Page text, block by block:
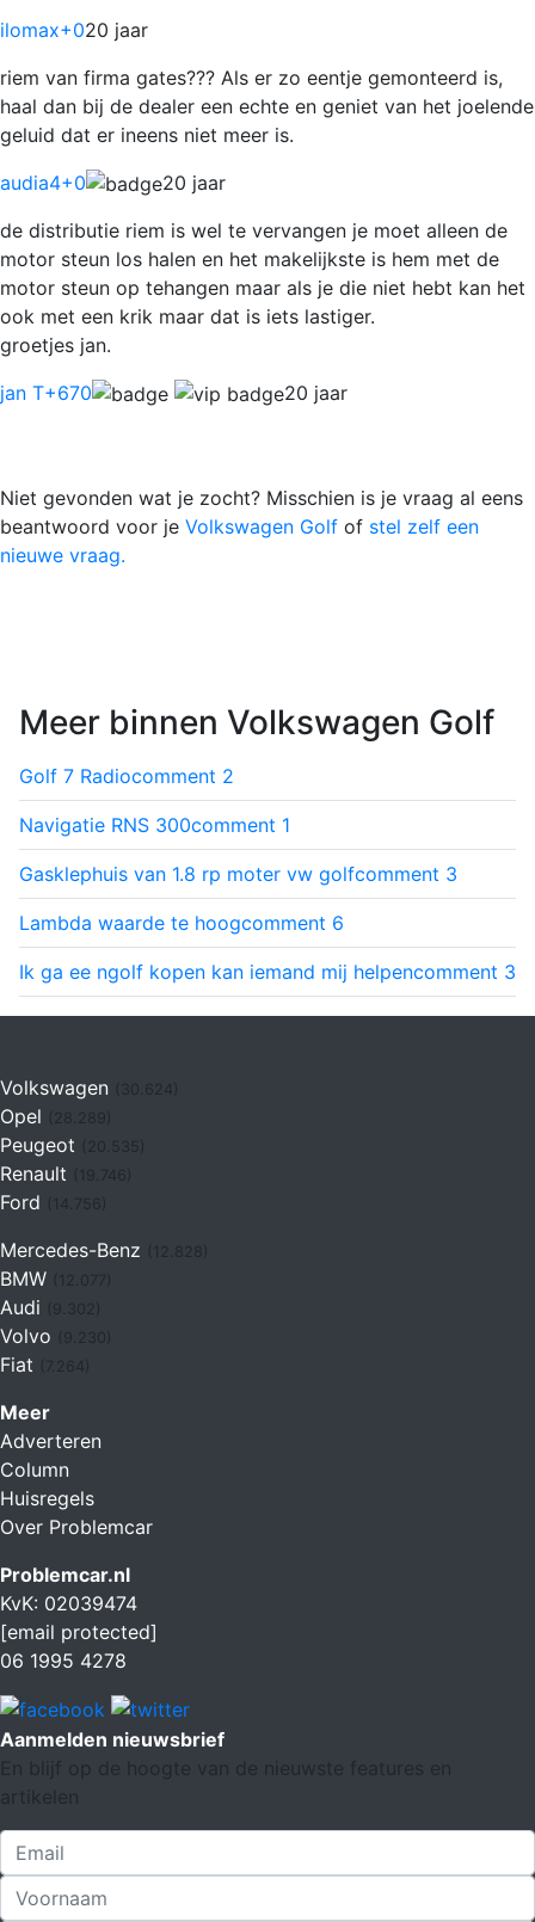
ilomax+020 jaar
riem van firma gates??? Als er zo eentje gemonteerd is,
haal dan bij de dealer een echte en geniet van het joelende
geluid dat er ineens niet meer is.
audia4+0
20 jaar
de distributie riem is wel te vervangen je moet alleen de
motor steun los halen en het makelijkste is hem met de
motor steun op tehangen maar als je die niet hebt kan het
ook met een krik maar dat is iets lastiger.
groetjes jan.
jan T+670 20 jaar
Niet gevonden wat je zocht? Misschien is je vraag al eens
beantwoord voor je Volkswagen Golf of stel zelf een
nieuwe vraag.
Meer binnen Volkswagen Golf
Golf 7 Radiocomment 2
Navigatie RNS 300comment 1
Gasklephuis van 1.8 rp moter vw golfcomment 3
Lambda waarde te hoogcomment 6
Ik ga ee ngolf kopen kan iemand mij helpencomment 3
Volkswagen (30.624)
Opel
Peugeot
Renault (19.746)
Ford (14.756)
Mercedes-Benz
BMW
Audi
Volvo
Fiat (7.264)
Meer
Adverteren
Column
Huisregels
Over Problemcar
Problemcar.nl
KvK: 02039474
[email protected]
06 1995 4278
Aanmelden nieuwsbrief
En blijf op de hoogte van de nieuwste features en
artikelen